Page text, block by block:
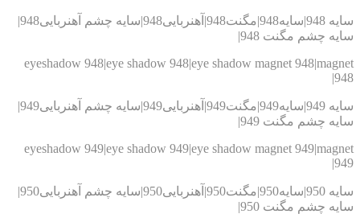
سایه 948|سایه948|مگنت948|آهنربایی948|سایه چشم آهنربایی948|
چشم مگنت 948|
eyeshadow 948|eye shadow 948|eye shadow magnet
سایه 949|سایه949|مگنت949|آهنربایی949|سایه چشم آهنربایی949|
چشم مگنت 949|
eyeshadow 949|eye shadow 949|eye shadow magnet
سایه 950|سایه950|مگنت950|آهنربایی950|سایه چشم آهنربایی950|
چشم مگنت 950|